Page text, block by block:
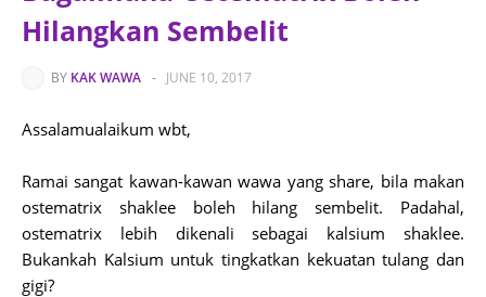
Hilangkan Sembelit
BY KAK WAWA - JUNE 10, 2017
Assalamualaikum wbt,
Ramai sangat kawan-kawan wawa yang share, bila makan
ostematrix shaklee boleh hilang sembelit. Padahal,
ostematrix lebih dikenali sebagai kalsium shaklee.
Bukankah Kalsium untuk tingkatkan kekuatan tulang dan
gigi?